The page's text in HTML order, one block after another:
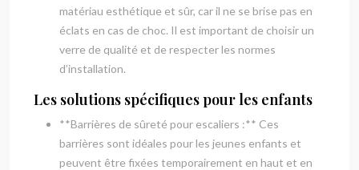
matériau esthétique et sûr, car il ne se brise pas en
éclats en cas de choc. Il est important de choisir un
verre de qualité et de respecter les normes
d’installation.
Les solutions spécifiques pour les enfants
**Barrières de sûreté pour escaliers :** Ces
barrières sont idéales pour les jeunes enfants et
peuvent être fixées temporairement en haut et en